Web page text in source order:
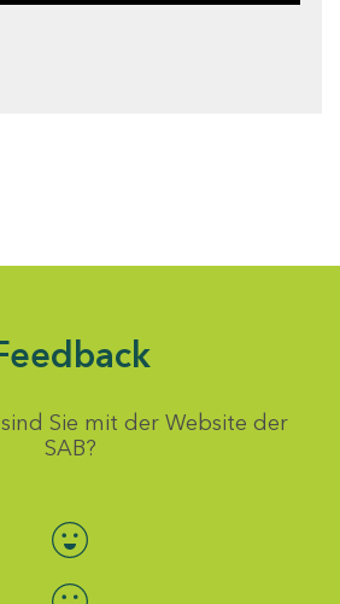
Sie mit der Website der
SAB?
Bewertung auswählen